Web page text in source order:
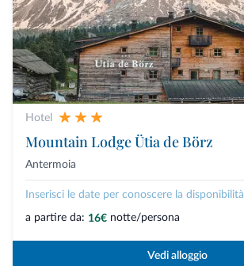
Hotel
Mountain Lodge Ütia de Börz
Antermoia
Inserisci le date per conoscere la disponibilità
a partire da: 16€ notte/persona
Vedi alloggio